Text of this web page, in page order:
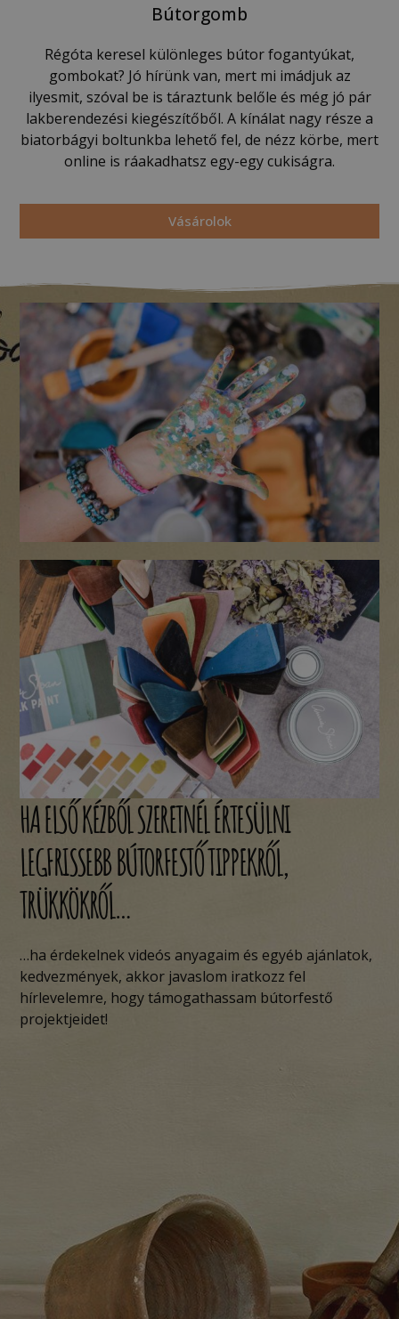
Bútorgomb
Régóta keresel különleges bútor fogantyúkat,
gombokat? Jó hírünk van, mert mi imádjuk az
ilyesmit, szóval be is táraztunk belőle és még jó pár
lakberendezési kiegészítőből. A kínálat nagy része a
biatorbágyi boltunkba lehető fel, de nézz körbe, mert
online is ráakadhatsz egy-egy cukiságra.
Vásárolok
HA ELSŐ KÉZBŐL SZERETNÉL ÉRTESÜLNI
LEGFRISSEBB BÚTORFESTŐ TIPPEKRŐL,
TRÜKKÖKRŐL…
…ha érdekelnek videós anyagaim és egyéb ajánlatok,
kedvezmények, akkor javaslom iratkozz fel
hírlevelemre, hogy támogathassam bútorfestő
projektjeidet!